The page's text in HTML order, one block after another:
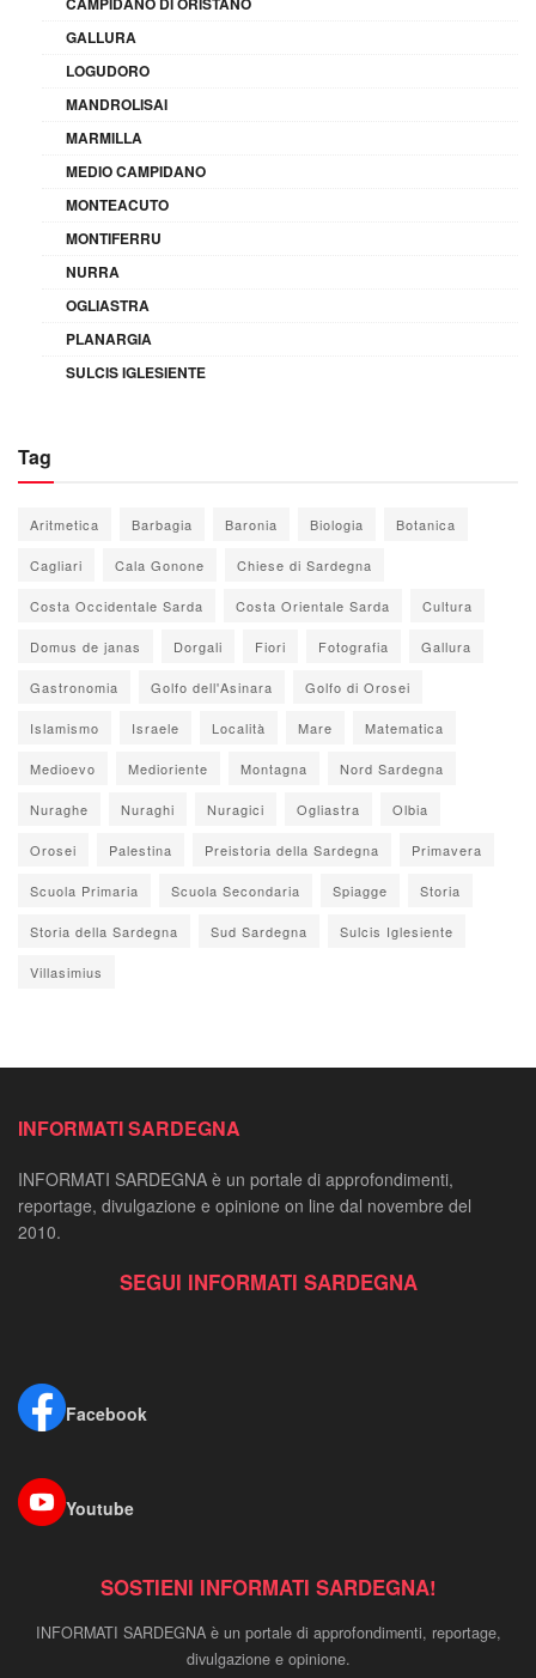
GALLURA
LOGUDORO
MANDROLISAI
MARMILLA
MEDIO CAMPIDANO
MONTEACUTO
MONTIFERRU
NURRA
OGLIASTRA
PLANARGIA
SULCIS IGLESIENTE
Tag
Aritmetica Barbagia Baronia Biologia Botanica
Cagliari Cala Gonone Chiese di Sardegna
Costa Occidentale Sarda Costa Orientale Sarda Cultura
Domus de janas Dorgali Fiori Fotografia Gallura
Gastronomia Golfo dell'Asinara Golfo di Orosei
Islamismo Israele Località Mare Matematica
Medioevo Medioriente Montagna Nord Sardegna
Nuraghe Nuraghi Nuragici Ogliastra Olbia
Orosei Palestina Preistoria della Sardegna Primavera
Scuola Primaria Scuola Secondaria Spiagge Storia
Storia della Sardegna Sud Sardegna Sulcis Iglesiente
Villasimius
INFORMATI SARDEGNA
INFORMATI SARDEGNA è un portale di approfondimenti,
reportage, divulgazione e opinione on line dal novembre del
2010.
SEGUI INFORMATI SARDEGNA
Facebook
Youtube
SOSTIENI INFORMATI SARDEGNA!
INFORMATI SARDEGNA è un portale di approfondimenti, reportage,
divulgazione e opinione.